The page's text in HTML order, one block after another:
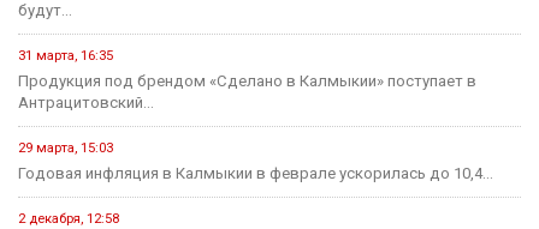
будут...
31 марта, 16:35
Продукция под брендом «Сделано в Калмыкии» поступает в
Антрацитовский...
29 марта, 15:03
Годовая инфляция в Калмыкии в феврале ускорилась до 10,4...
2 декабря, 12:58